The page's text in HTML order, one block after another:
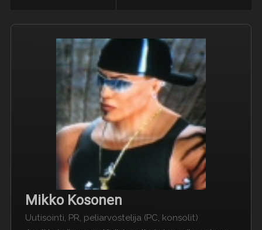
Mikko Kosonen
Uutisointi, PR, peliarvostelija (PC, konsolit)